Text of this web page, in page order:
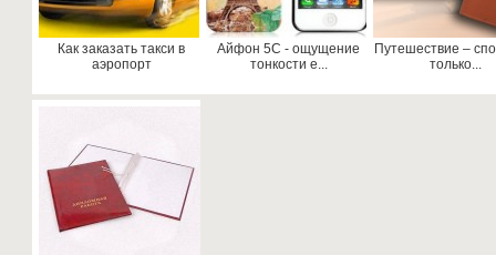
Как заказать такси в
аэропорт
Айфон 5С - ощущение
тонкости е...
Путешествие –
только...